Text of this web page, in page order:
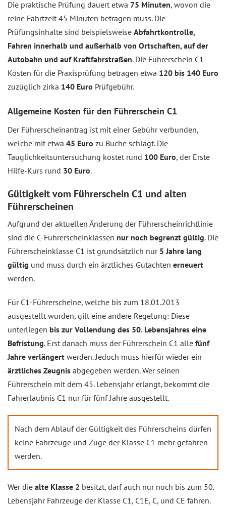
Die praktische Prüfung dauert etwa 75 Minuten, wovon die
reine Fahrtzeit 45 Minuten betragen muss. Die
Prüfungsinhalte sind beispielsweise Abfahrtkontrolle,
Fahren innerhalb und außerhalb von Ortschaften, auf der
Autobahn und auf Kraftfahrstraßen. Die Führerschein C1-
Kosten für die Praxisprüfung betragen etwa 120 bis 140 Euro
zuzüglich zirka 140 Euro Prüfgebühr.
Allgemeine Kosten für den Führerschein C1
Der Führerscheinantrag ist mit einer Gebühr verbunden,
welche mit etwa 45 Euro zu Buche schlägt. Die
Tauglichkeitsuntersuchung kostet rund 100 Euro, der Erste
Hilfe-Kurs rund 30 Euro.
Gültigkeit vom Führerschein C1 und alten
Führerscheinen
Aufgrund der aktuellen Änderung der Führerscheinrichtlinie
sind die C-Führerscheinklassen nur noch begrenzt gültig. Die
Führerscheinklasse C1 ist grundsätzlich nur 5 Jahre lang
gültig und muss durch ein ärztliches Gutachten erneuert
werden.
Für C1-Führerscheine, welche bis zum 18.01.2013
ausgestellt wurden, gilt eine andere Regelung: Diese
unterliegen bis zur Vollendung des 50. Lebensjahres eine
Befristung. Erst danach muss der Führerschein C1 alle fünf
Jahre verlängert werden. Jedoch muss hierfür wieder ein
ärztliches Zeugnis abgegeben werden. Wer seinen
Führerschein mit dem 45. Lebensjahr erlangt, bekommt die
Fahrerlaubnis C1 nur für fünf Jahre ausgestellt.
Nach dem Ablauf der Gültigkeit des Führerscheins dürfen
keine Fahrzeuge und Züge der Klasse C1 mehr gefahren
werden.
Wer die alte Klasse 2 besitzt, darf auch nur noch bis zum 50.
Lebensjahr Fahrzeuge der Klasse C1, C1E, C, und CE fahren.